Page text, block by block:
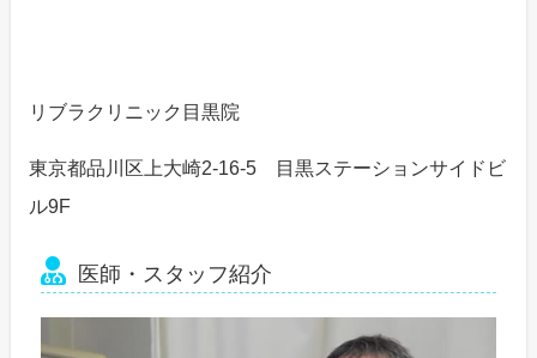
リブラクリニック目黒院
東京都品川区上大崎2-16-5 目黒ステーションサイドビ
ル9F
医師・スタッフ紹介